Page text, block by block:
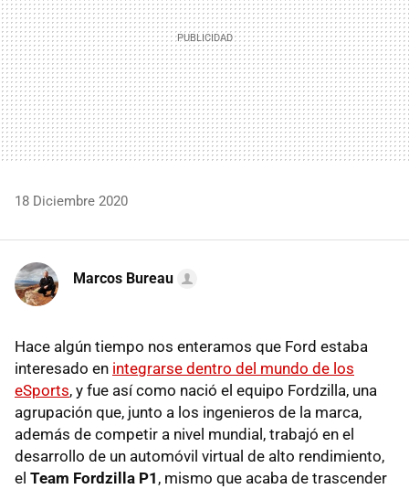
18 Diciembre 2020
Marcos Bureau
Hace algún tiempo nos enteramos que Ford estaba
interesado en integrarse dentro del mundo de los
eSports, y fue así como nació el equipo Fordzilla, una
agrupación que, junto a los ingenieros de la marca,
además de competir a nivel mundial, trabajó en el
desarrollo de un automóvil virtual de alto rendimiento,
el Team Fordzilla P1 , mismo que acaba de trascender